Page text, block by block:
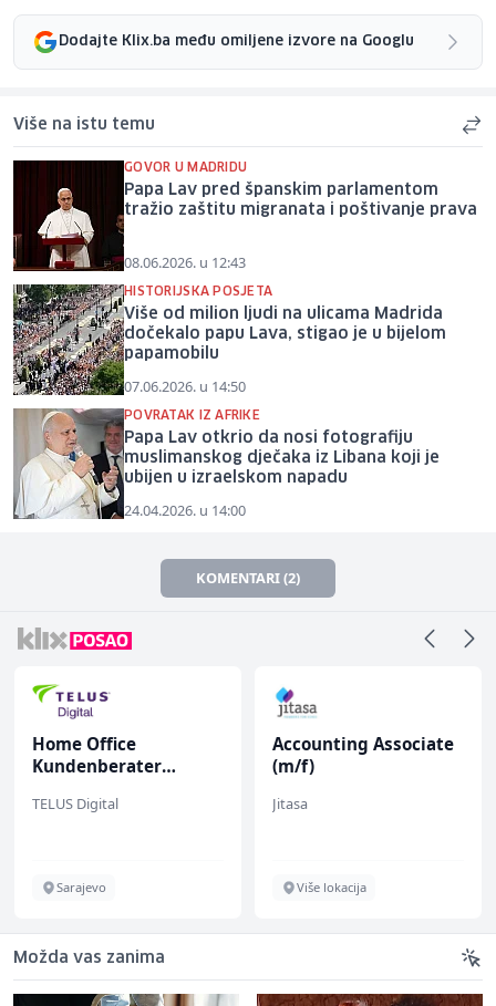
Dodajte Klix.ba među omiljene izvore na Googlu
Više na istu temu
GOVOR U MADRIDU
Papa Lav pred španskim parlamentom
tražio zaštitu migranata i poštivanje prava
08.06.2026. u 12:43
HISTORIJSKA POSJETA
Više od milion ljudi na ulicama Madrida
dočekalo papu Lava, stigao je u bijelom
papamobilu
07.06.2026. u 14:50
POVRATAK IZ AFRIKE
Papa Lav otkrio da nosi fotografiju
muslimanskog dječaka iz Libana koji je
ubijen u izraelskom napadu
24.04.2026. u 14:00
KOMENTARI (2)
Home Office
Kundenberater
TELUS Digital
Sarajevo
Accounting Associate
(m/f)
Jitasa
Više lokacija
Možda vas zanima